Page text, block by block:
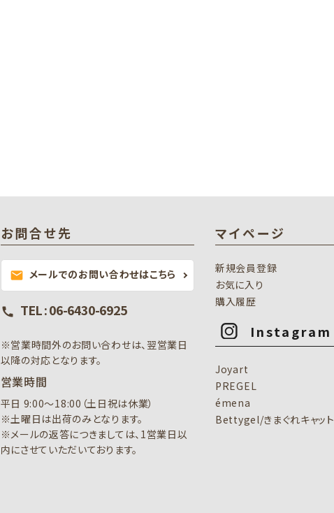
お問合せ先
mail メールでのお問い合わせはこちら
call TEL : 06-6430-6925
※営業時間外のお問い合わせは、翌営業日
以降の対応となります。
営業時間
平日 9:00～18:00（土日祝は休業）
※土曜日は出荷のみとなります。
※メールの返答につきましては、1営業日以
内にさせていただいております。
マイページ
新規会員登録
お気に入り
購入履歴
Instagram
Joyart
PREGEL
émena
Bettygel/きまぐれキャット